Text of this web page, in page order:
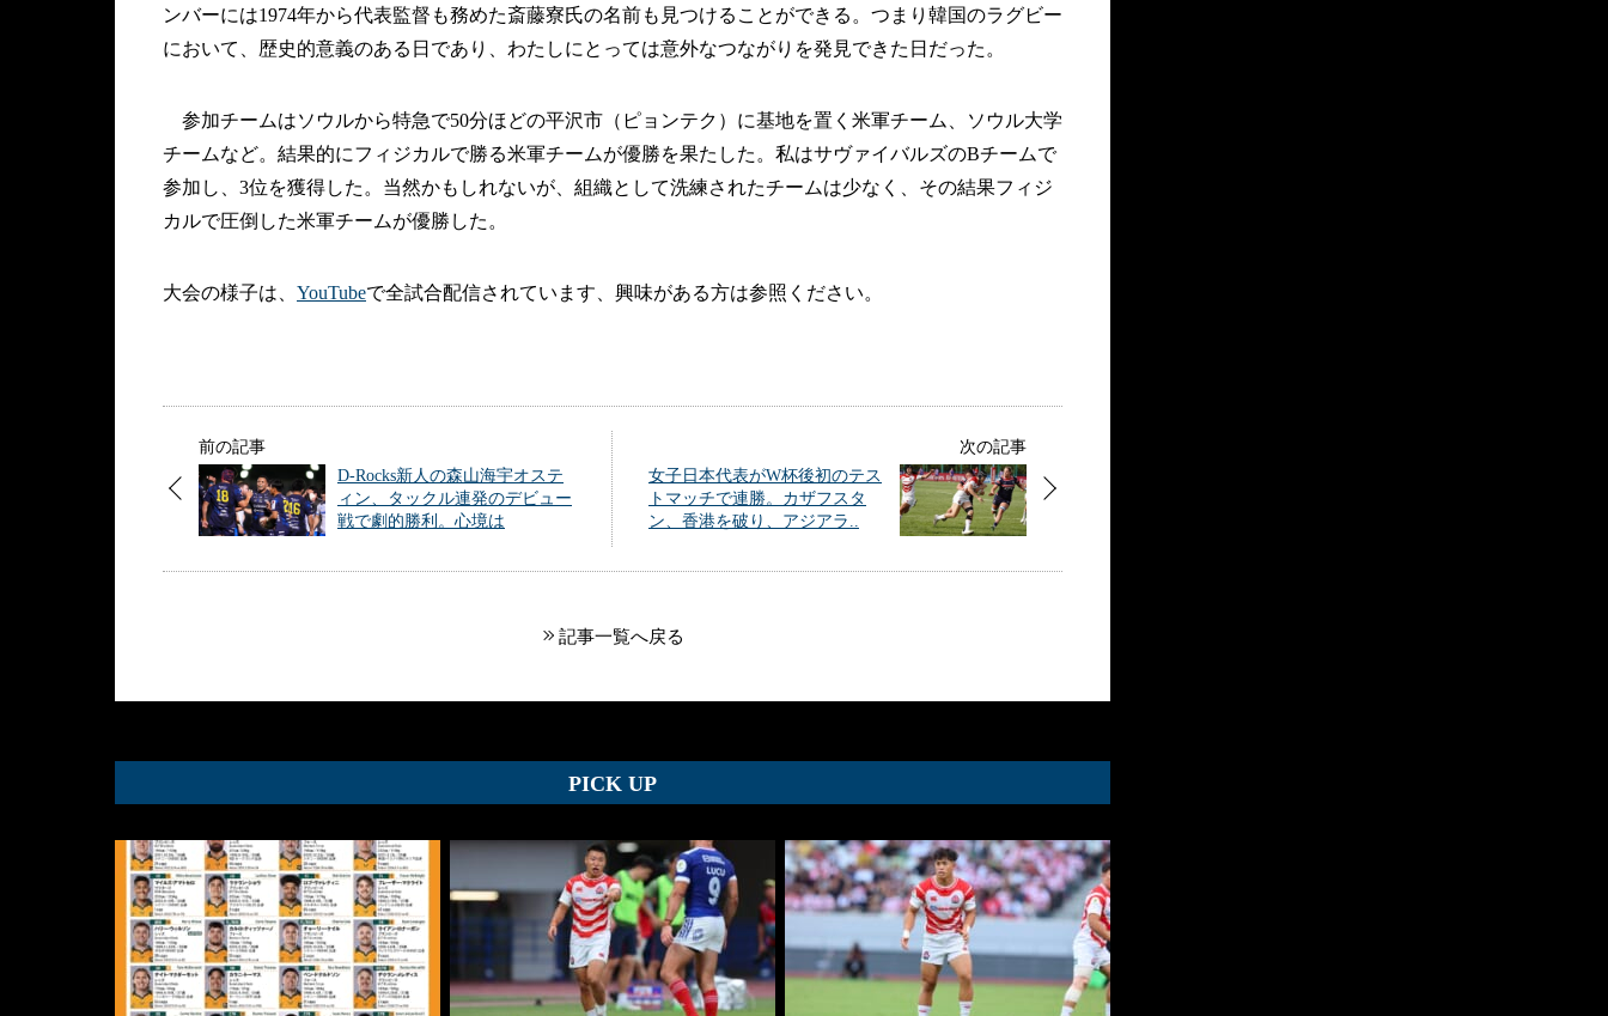
ンバーには1974年から代表監督も務めた斎藤寮氏の名前も見つけることができる。つまり韓国のラグビー
において、歴史的意義のある日であり、わたしにとっては意外なつながりを発見できた日だった。
参加チームはソウルから特急で50分ほどの平沢市（ピョンテク）に基地を置く米軍チーム、ソウル大学
チームなど。結果的にフィジカルで勝る米軍チームが優勝を果たした。私はサヴァイバルズのBチームで
参加し、3位を獲得した。当然かもしれないが、組織として洗練されたチームは少なく、その結果フィジ
カルで圧倒した米軍チームが優勝した。
大会の様子は、 YouTubeで全試合配信されています、興味がある方は参照ください。
前の記事
D-Rocks新人の森山海宇オステ
ィン、タックル連発のデビュー
戦で劇的勝利。心境は
次の記事
女子日本代表がW杯後初のテス
トマッチで連勝。カザフスタ
ン、香港を破り、アジアラ..
記事一覧へ戻る
PICK UP